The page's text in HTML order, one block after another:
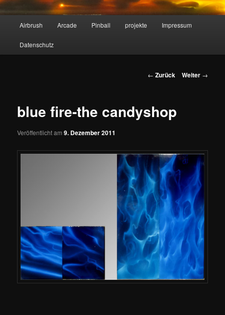
Airbrush Arcade Pinball projekte Impressum
Datenschutz
Beitrags-
← Zurück Weiter →
blue fire-the candyshop
Veröffentlicht am9. Dezember 2011